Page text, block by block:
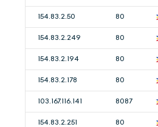
154.83.2.50 80
154.83.2.249 80
154.83.2.194 80
154.83.2.178 80
103.167.116.141 8087
154.83.2.251 80